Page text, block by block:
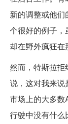
新的调整或他
个很好的例子，
却在野外疯狂在
然而，特斯拉
说，这对我来说
市场上的大多
行驶中没有什么